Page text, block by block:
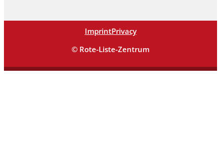
ImprintPrivacy
© Rote-Liste-Zentrum